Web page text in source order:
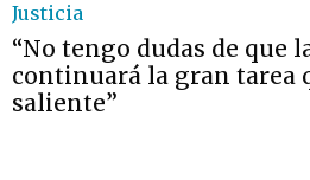
Justicia
“No tengo dudas de que
continuará la gran tarea
saliente”